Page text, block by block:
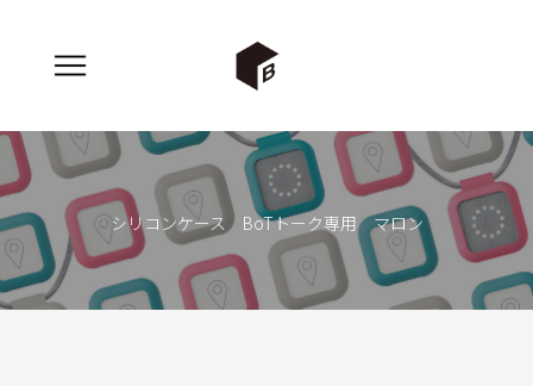
シリコンケース BoTトーク専用 マロン